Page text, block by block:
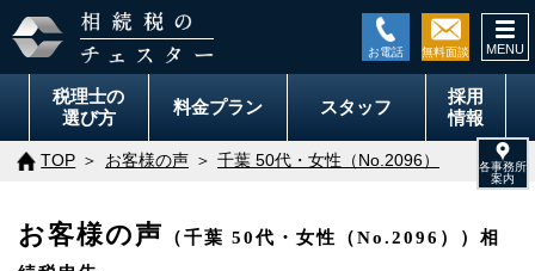
税理士の
選び方
料金プラン スタッフ
採用
情報
TOP お客様の声 千葉 50代・女性（No.2096）
お客様の声
（千葉 50代・女性（No.2096））相